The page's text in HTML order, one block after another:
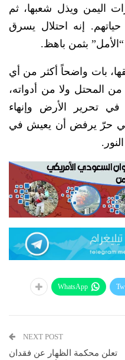
اليمن ويذل شعبها، ثم
إنه احتلال يسرق
“الأمل” بثمن باهظ.
بات واضحاً أكثر من أي
المحتل ولا من أدواته،
تحرير الأرض وإنهاء
حرّ يرفض أن يعيش في
WhatsApp
NEXT POST
تعلن محكمة الظهار عن فقدان